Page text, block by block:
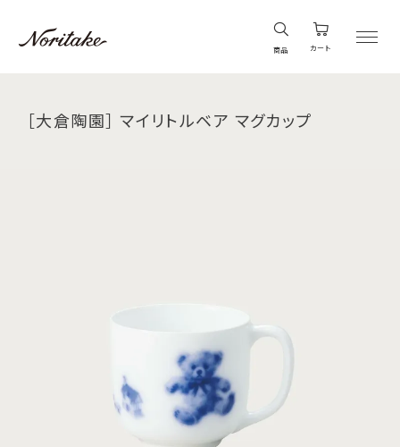
商品 カート
［大倉陶園］ マイリトルベア マグカップ